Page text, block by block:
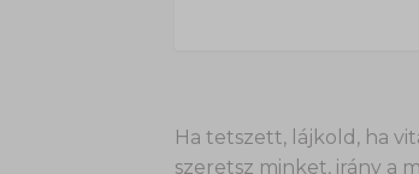
Ha tetszett, lájkold, ha
szeretsz minket, irány a